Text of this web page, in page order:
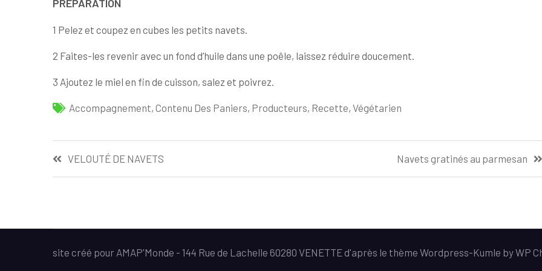
PRÉPARATION
1 Pelez et coupez en cubes les petits navets.
2 Faites-les revenir avec un fond d’huile dans une poêle, laissez réduire doucement.
3 Ajoutez le miel en fin de cuisson, salez et poivrez.
Accompagnement, Contenu Des Paniers, Producteurs, Recette, Végétarien
Navigation
de
VELOUTÉ DE NAVETS Navets gratinés au parmesan
site créé pour AMAP'Monde - 144 Rue de Lachelle 60280 VENETTE d'après le thème Wordpress-Kumle byWP